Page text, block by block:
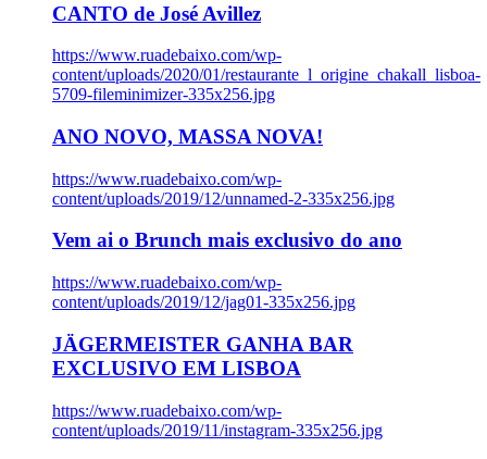
CANTO de José Avillez
https://www.ruadebaixo.com/wp-
content/uploads/2020/01/restaurante_l_origine_chakall_lisboa-
5709-fileminimizer-335x256.jpg
ANO NOVO, MASSA NOVA!
https://www.ruadebaixo.com/wp-
content/uploads/2019/12/unnamed-2-335x256.jpg
Vem ai o Brunch mais exclusivo do ano
https://www.ruadebaixo.com/wp-
content/uploads/2019/12/jag01-335x256.jpg
JÄGERMEISTER GANHA BAR
EXCLUSIVO EM LISBOA
https://www.ruadebaixo.com/wp-
content/uploads/2019/11/instagram-335x256.jpg